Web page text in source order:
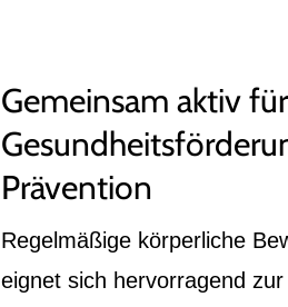
Gemeinsam aktiv für
Prävention
Regelmäßige körperliche
eignet sich hervorragend